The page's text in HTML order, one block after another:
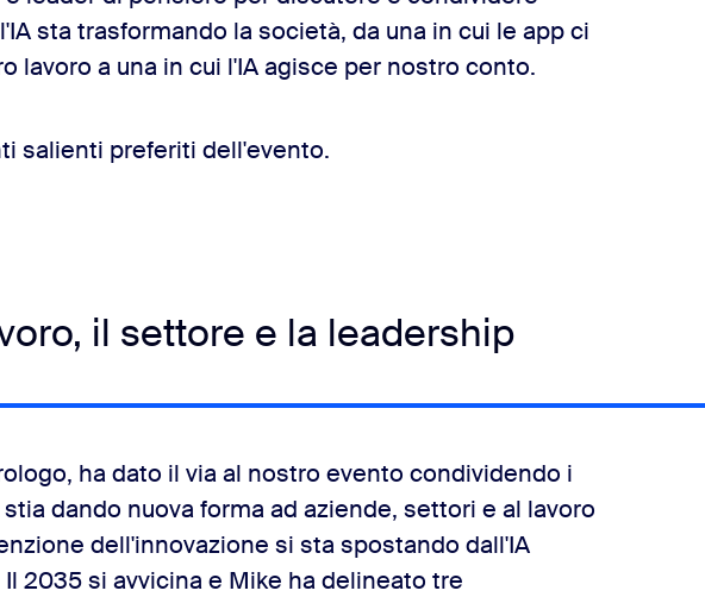
sta trasformando la società, da una in cui le app ci
lavoro a una in cui l'IA agisce per nostro conto.
salienti preferiti dell'evento.
il settore e la leadership
ha dato il via al nostro evento condividendo i
dando nuova forma ad aziende, settori e al lavoro
dell'innovazione si sta spostando dall'IA
Il 2035 si avvicina e Mike ha delineato tre